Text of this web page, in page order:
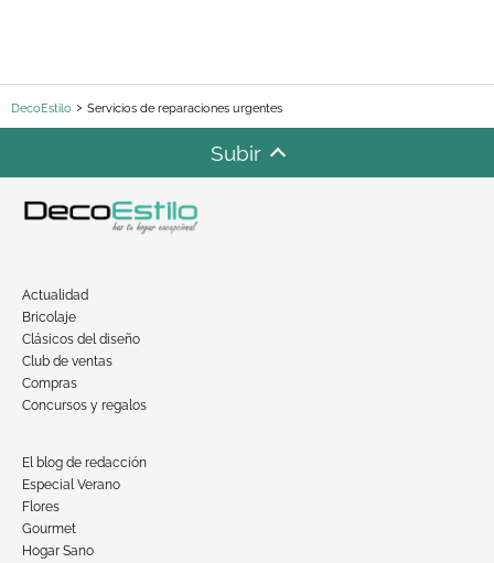
DecoEstilo Servicios de reparaciones urgentes
Subir
Actualidad
Bricolaje
Clásicos del diseño
Club de ventas
Compras
Concursos y regalos
El blog de redacción
Especial Verano
Flores
Gourmet
Hogar Sano